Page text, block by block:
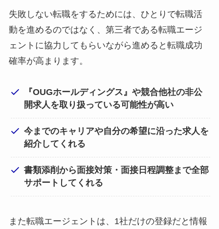
失敗しない転職をするためには、ひとりで転職活
動を進めるのではなく、第三者である転職エージ
ェントに協力してもらいながら進めると転職成功
確率が高まります。
『OUGホールディングス』や競合他社の非公
開求人を取り扱っている可能性が高い
今までのキャリアや自分の希望に沿った求人を
紹介してくれる
書類添削から面接対策・面接日程調整まで全部
サポートしてくれる
また転職エージェントは、1社だけの登録だと情報